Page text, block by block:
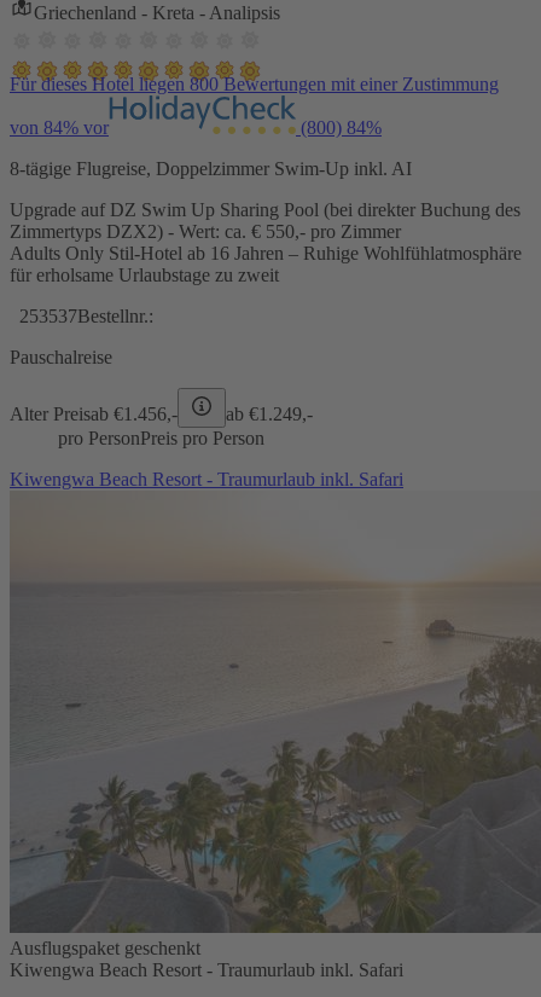
Griechenland - Kreta - Analipsis
Für dieses Hotel liegen 800 Bewertungen mit einer Zustimmung
von 84% vor (800) 84%
8-tägige Flugreise, Doppelzimmer Swim-Up inkl. AI
Upgrade auf DZ Swim Up Sharing Pool (bei direkter Buchung des
Zimmertyps DZX2) - Wert: ca. € 550,- pro Zimmer
Adults Only Stil-Hotel ab 16 Jahren – Ruhige Wohlfühlatmosphäre
für erholsame Urlaubstage zu zweit
253537Bestellnr.:
Pauschalreise
Alter Preisab €1.456,- ab €1.249,-
pro PersonPreis pro Person
Kiwengwa Beach Resort - Traumurlaub inkl. Safari
Ausflugspaket geschenkt
Kiwengwa Beach Resort - Traumurlaub inkl. Safari